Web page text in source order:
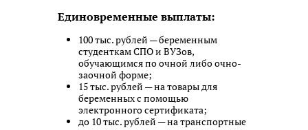
Единовременные выплаты:
100 тыс. рублей — беременным
студенткам СПО и ВУЗов,
обучающимся по очной либо очно-
заочной форме;
15 тыс. рублей — на товары для
беременных с помощью
электронного сертификата;
до 10 тыс. рублей — на транспортные